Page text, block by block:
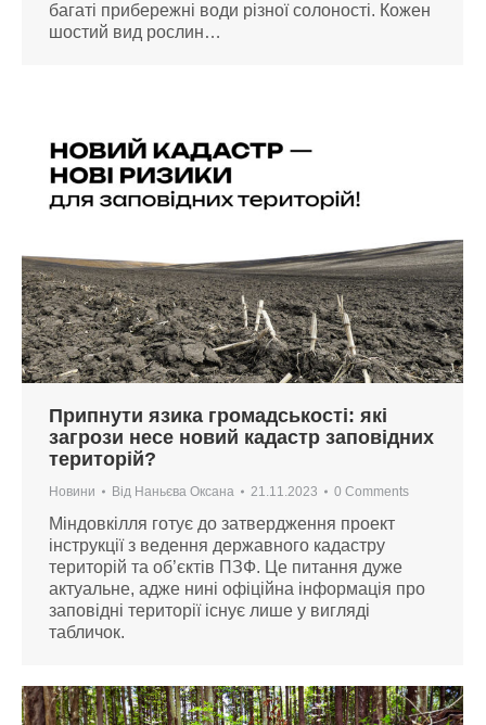
багаті прибережні води різної солоності. Кожен
шостий вид рослин…
Припнути язика громадськості: які
загрози несе новий кадастр заповідних
територій?
Новини Від Наньєва Оксана 21.11.2023 0 Comments
Міндовкілля готує до затвердження проект
інструкції з ведення державного кадастру
територій та об’єктів ПЗФ. Це питання дуже
актуальне, адже нині офіційна інформація про
заповідні території існує лише у вигляді
табличок.